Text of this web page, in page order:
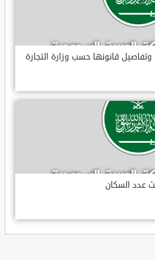
قانونها حسب وزارة التجارة
عدد السكان